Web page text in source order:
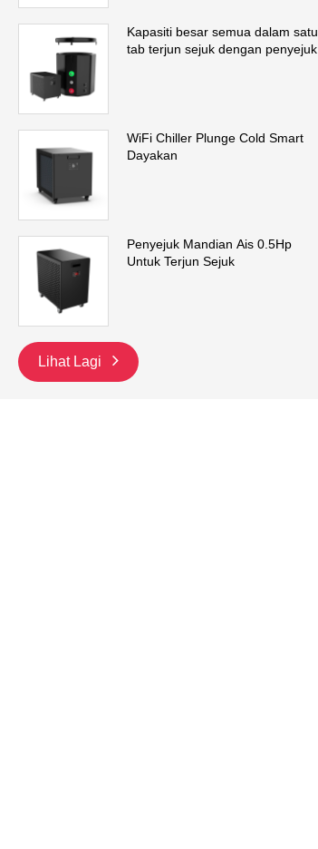
Kapasiti besar semua dalam satu
tab terjun sejuk dengan penyejuk
WiFi Chiller Plunge Cold Smart
Dayakan
Penyejuk Mandian Ais 0.5Hp
Untuk Terjun Sejuk
Lihat Lagi